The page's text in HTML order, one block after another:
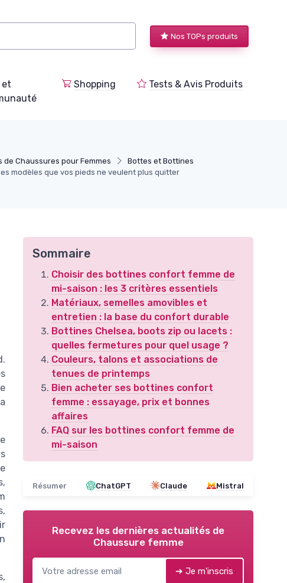
Nos TOPs produits
et
Shopping Tests & Avis Produits
de Chaussures pour Femmes
Bottes et Bottines
modèles que vos pieds ne veulent plus quitter
Sommaire
Choisir des bottines confort femme de
mi-saison : les 3 critères essentiels
Matériaux, semelles amovibles et
entretien : la base du confort durable
Bottines Chelsea, boots zip ou lacets :
quelles fermetures pour quel usage ?
Couleurs, talons et associations de
tenues de printemps
Bien acheter ses bottines confort
femme : essayage, prix et bonnes
affaires
FAQ sur les bottines confort femme de
mi-saison
Résumer ChatGPT Claude Mistral
Recevez les dernières actualités de
Chaussure femme
➔ Je m'inscris